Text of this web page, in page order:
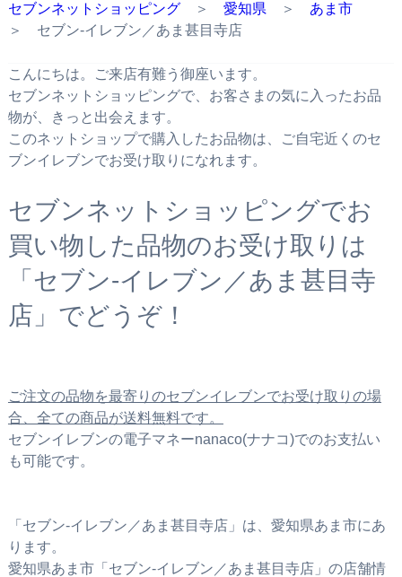
セブンネットショッピング＞ 愛知県 ＞ あま市
＞ セブン‐イレブン／あま甚目寺店
こんにちは。ご来店有難う御座います。
セブンネットショッピングで、お客さまの気に入ったお品
物が、きっと出会えます。
このネットショップで購入したお品物は、ご自宅近くのセ
ブンイレブンでお受け取りになれます。
セブンネットショッピングでお
買い物した品物のお受け取りは
「セブン‐イレブン／あま甚目寺
店」でどうぞ！
ご注文の品物を最寄りのセブンイレブンでお受け取りの場
合、全ての商品が送料無料です。
セブンイレブンの電子マネーnanaco(ナナコ)でのお支払い
も可能です。
「セブン‐イレブン／あま甚目寺店」は、愛知県あま市にあ
ります。
愛知県あま市「セブン‐イレブン／あま甚目寺店」の店舗情